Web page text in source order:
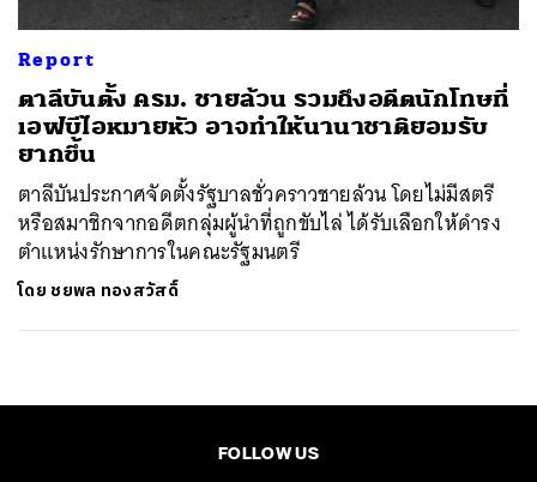
Report
ตาลีบันตั้ง ครม. ชายล้วน รวมถึงอดีตนักโทษที่
เอฟบีไอหมายหัว อาจทำให้นานาชาติยอมรับ
ยากขึ้น
ตาลีบันประกาศจัดตั้งรัฐบาลชั่วคราวชายล้วน โดยไม่มีสตรี
หรือสมาชิกจากอดีตกลุ่มผู้นำที่ถูกขับไล่ ได้รับเลือกให้ดำรง
ตำแหน่งรักษาการในคณะรัฐมนตรี
โดย ชยพล ทองสวัสดิ์
FOLLOW US